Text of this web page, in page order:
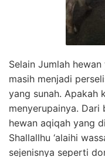
Selain Jumlah
masih menjadi
yang sunah. Apakah
menyerupainya.
hewan aqiqah yang
Shallallhu ‘alaihi
sejenisnya seperti